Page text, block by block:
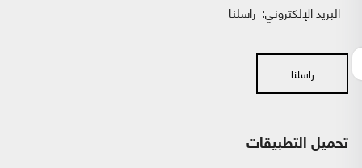
البريد الإلكتروني: راسلنا
راسلنا
تحميل التطبيقات